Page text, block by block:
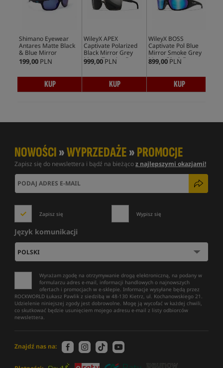
Shimano Eyewear
Antares Matte Black
& Blue Mirror
199,00 PLN
KUP
WileyX APEX
Captivate Polarized
Black Mirror Grey
Matte Tortoise Brown
Frame
999,00 PLN
KUP
WileyX BOSS
Captivate Pol Blue
Mirror Smoke Grey
Matte Black Frame
899,00 PLN
KUP
NOWOŚCI»WYPRZEDAŻE»PROMOCJE
Zapisz się do newslettera i bądź na bieżącoz najlepszymi okazjami!
Zapisz się Wypisz się
Język komunikacji
Wyrażam zgodę na otrzymywanie drogą elektroniczną, na podany w
formularzu adres e-mail, informacji handlowych o najnowszych
ofertach i promocjach w e-sklepie. Informacje wysyłane będą przez
ROCKWORLD Łukasz Pawlik z siedzibą w 48-130 Kietrz, ul. Kochanowskiego 21.
Udzielenie niniejszej zgody jest dobrowolne. Mogę ją wycofać w każdej chwili,
co skutkować będzie usunięciem mojego adresu e-mail z listy odbiorców
newslettera.
Znajdź nas na: